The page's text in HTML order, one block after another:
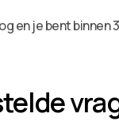
en je bent binnen